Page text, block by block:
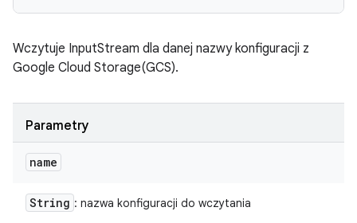
Wczytuje InputStream dla danej nazwy konfiguracji z
Google Cloud Storage(GCS).
Parametry
name
String : nazwa konfiguracji do wczytania